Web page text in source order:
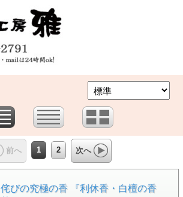
前へ 1 2 次へ
侘びの究極の香 『利休香・白檀の香